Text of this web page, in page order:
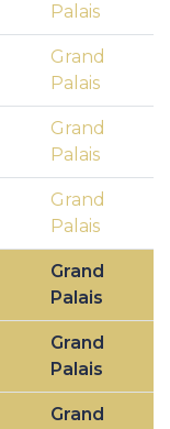
Palais
Grand
Palais
Grand
Palais
Grand
Palais
Grand
Palais
Grand
Palais
Grand